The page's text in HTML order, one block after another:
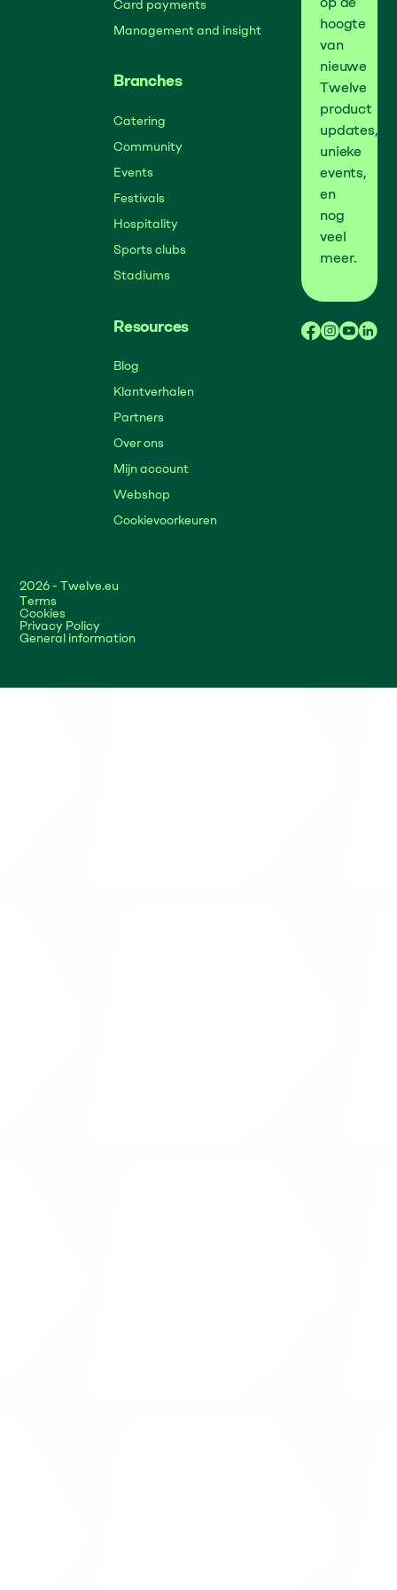
Card payments
Management and insight
Branches
Catering
Community
Events
Festivals
Hospitality
Sports clubs
Stadiums
Resources
Blog
Klantverhalen
Partners
Over ons
Mijn account
Webshop
Cookievoorkeuren
hoogte
van
nieuwe
Twelve
product
updates,
unieke
events,
en
nog
veel
meer.
2026- Twelve.eu
Terms
Cookies
Privacy Policy
General information